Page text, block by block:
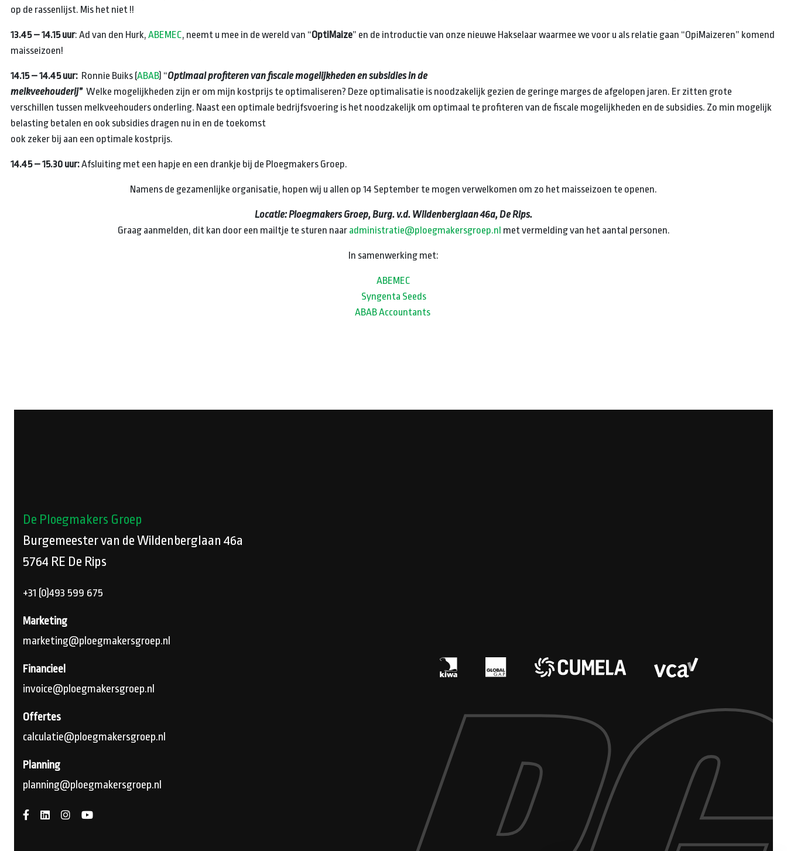
op de rassenlijst. Mis het niet !!
13.45 – 14.15 uur: Ad van den Hurk, ABEMEC, neemt u mee in de wereld van “OptiMaize” en de introductie van onze nieuwe Hakselaar waarmee we voor u als relatie gaan “OpiMaizeren” komend
maisseizoen!
14.15 – 14.45 uur: Ronnie Buiks (ABAB) “Optimaal profiteren van fiscale mogelijkheden en subsidies in de
melkveehouderij”Welke mogelijkheden zijn er om mijn kostprijs te optimaliseren? Deze optimalisatie is noodzakelijk gezien de geringe marges de afgelopen jaren. Er zitten grote
verschillen tussen melkveehouders onderling. Naast een optimale bedrijfsvoering is het noodzakelijk om optimaal te profiteren van de fiscale mogelijkheden en de subsidies. Zo min mogelijk
belasting betalen en ook subsidies dragen nu in en de toekomst
ook zeker bij aan een optimale kostprijs.
14.45 – 15.30 uur:Afsluiting met een hapje en een drankje bij de Ploegmakers Groep.
Namens de gezamenlijke organisatie, hopen wij u allen op 14 September te mogen verwelkomen om zo het maisseizoen te openen.
Locatie: Ploegmakers Groep, Burg. v.d. Wildenberglaan 46a, De Rips.
Graag aanmelden, dit kan door een mailtje te sturen naar administratie@ploegmakersgroep.nl met vermelding van het aantal personen.
In samenwerking met:
ABEMEC
Syngenta Seeds
ABAB Accountants
De Ploegmakers Groep
Burgemeester van de Wildenberglaan 46a
5764 RE De Rips
+31 (0)493 599 675
Marketing
marketing@ploegmakersgroep.nl
Financieel
invoice@ploegmakersgroep.nl
Offertes
calculatie@ploegmakersgroep.nl
Planning
planning@ploegmakersgroep.nl